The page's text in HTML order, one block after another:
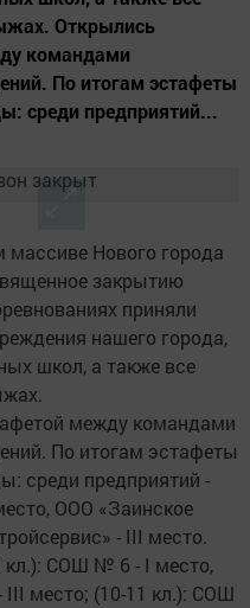
Открылись
командами
По итогам эстафеты
среди предприятий...
Нового города
закрытию
приняли
нашего города,
школ, а также все
между командами
По итогам эстафеты
среди предприятий -
ООО «Заинское
- III место.
кл.): СОШ № 6 - I место,
место; (10-11 кл.): СОШ